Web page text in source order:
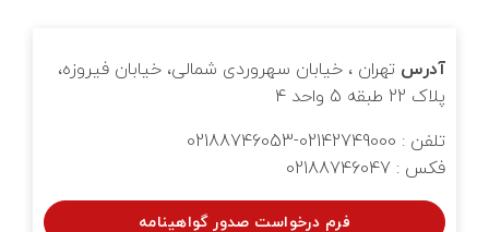
آدرس تهران ، خیابان سهروردی شمالی، خیابان فیروزه،
پلاک 22 طبقه 5 واحد 4
تلفن : 02142749000-02188746053
فکس : 02188746047
فرم درخواست صدور گواهینامه